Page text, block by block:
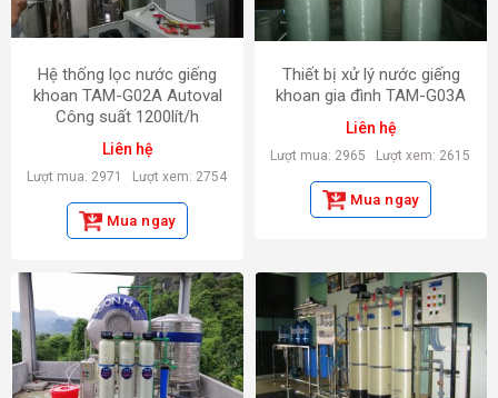
Hệ thống lọc nước giếng
khoan TAM-G02A Autoval
Công suất 1200lít/h
Liên hệ
Lượt mua: 2971 Lượt xem: 2754
Mua ngay
Thiết bị xử lý nước giếng
khoan gia đình TAM-G03A
Liên hệ
Lượt mua: 2965 Lượt xem: 2615
Mua ngay